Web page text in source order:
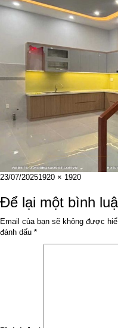
Đăng
ngày
23/07/2025Kích
đầy
đủ
1920 × 1920
Để lại một bình
Email của bạn sẽ không được
đánh dấu *